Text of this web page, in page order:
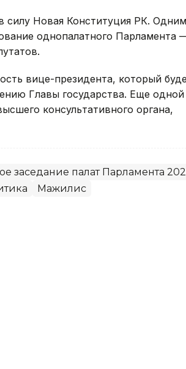
силу Новая Конституция РК. Одним
однопалатного Парламента
вице-президента, который
Главы государства. Еще
консультативного органа,
заседание палат Парламента
Мажилис